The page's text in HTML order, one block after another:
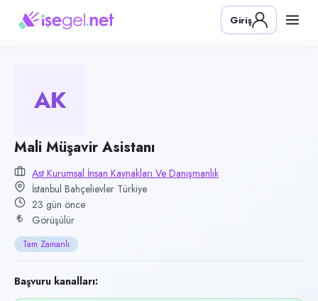
Pozisyon
Mali Müşavir Asistanı
Kategori
Konum
Bahçelievler, İstanbul
Çalışma şekli
Tam Zamanlı · Ofis
Yayın tarihi
15 Temmuz 2026
Son geçerlilik
Giriş
AK
Mali Müşavir Asistanı
Ast Kurumsal İnsan Kaynakları Ve Danışmanlık
İstanbul Bahçelievler Türkiye
23 gün önce
Görüşülür
Tam Zamanlı
Başvuru kanalları: